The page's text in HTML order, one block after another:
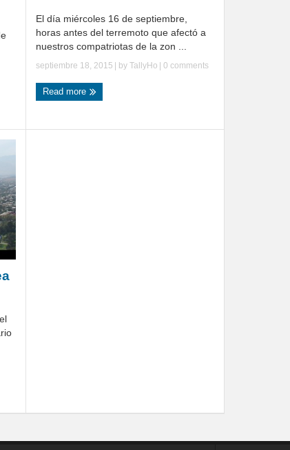
El día miércoles 16 de septiembre,
horas antes del terremoto que afectó a
nuestros compatriotas de la zon ...
septiembre 18, 2015 | by TallyHo 0 comments
Read more